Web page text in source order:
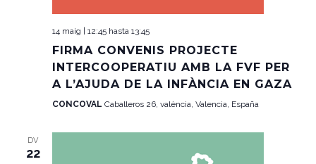
14 maig | 12:45hasta 13:45
FIRMA CONVENIS PROJECTE
INTERCOOPERATIU AMB LA FVF PER
A L’AJUDA DE LA INFÀNCIA EN GAZA
CONCOVAL Caballeros 26, valència, Valencia, España
DV
22